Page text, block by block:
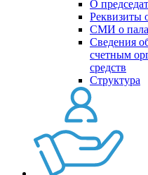
О
Реквизиты
СМИ о
Сведения
счетным
средств
Структура